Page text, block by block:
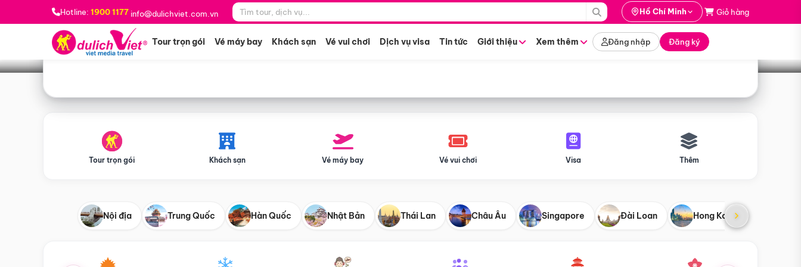
Hotline: 1900 1177 info@dulichviet.com.vn Hồ Chí Minh Giỏ hàng
Tour trọn gói Vé máy bay Khách sạn Vé vui chơi Dịch vụ visa Tin tức Giới thiệu Xem thêm Đăng nhập Đăng ký
Bạn muốn đi đâu? *
Tìm tour
Tour trọn gói Khách sạn Vé máy bay Vé vui chơi Visa Thêm
Nội địa Trung Quốc Hàn Quốc Nhật Bản Thái Lan Châu Âu Singapore Đài Loan Hong Kong